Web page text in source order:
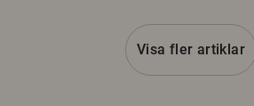
Visa fler artiklar